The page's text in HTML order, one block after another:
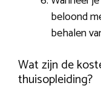
beloond
behalen
Wat zijn de
thuisopleiding?